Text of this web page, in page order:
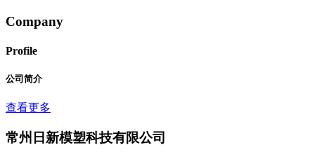
Company
Profile
公司简介
查看更多
常州日新模塑科技有限公司